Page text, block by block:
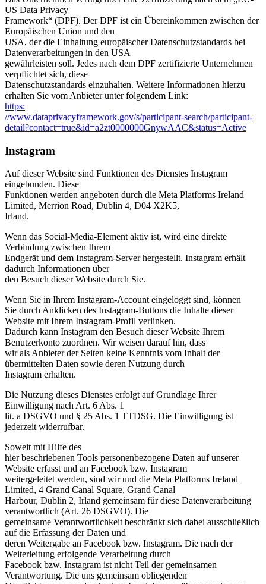
US Data Privacy
Framework“ (DPF). Der DPF ist ein Übereinkommen zwischen der
Europäischen Union und den
USA, der die Einhaltung europäischer Datenschutzstandards bei
Datenverarbeitungen in den USA
gewährleisten soll. Jedes nach dem DPF zertifizierte Unternehmen
verpflichtet sich, diese
Datenschutzstandards einzuhalten. Weitere Informationen hierzu
erhalten Sie vom Anbieter unter folgendem Link:
https:
//www.dataprivacyframework.gov/s/participant-search/participant-
detail?contact=true&id=a2zt0000000GnywAAC&status=Active
Instagram
Auf dieser Website sind Funktionen des Dienstes Instagram
eingebunden. Diese
Funktionen werden angeboten durch die Meta Platforms Ireland
Limited, Merrion Road, Dublin 4, D04 X2K5,
Irland.
Wenn das Social-Media-Element aktiv ist, wird eine direkte
Verbindung zwischen Ihrem
Endgerät und dem Instagram-Server hergestellt. Instagram erhält
dadurch Informationen über
den Besuch dieser Website durch Sie.
Wenn Sie in Ihrem Instagram-Account eingeloggt sind, können
Sie durch Anklicken des Instagram-Buttons die Inhalte dieser
Website mit Ihrem Instagram-Profil verlinken.
Dadurch kann Instagram den Besuch dieser Website Ihrem
Benutzerkonto zuordnen. Wir weisen darauf hin, dass
wir als Anbieter der Seiten keine Kenntnis vom Inhalt der
übermittelten Daten sowie deren Nutzung durch
Instagram erhalten.
Die Nutzung dieses Dienstes erfolgt auf Grundlage Ihrer
Einwilligung nach Art. 6 Abs. 1
lit. a DSGVO und § 25 Abs. 1 TTDSG. Die Einwilligung ist
jederzeit widerrufbar.
Soweit mit Hilfe des
hier beschriebenen Tools personenbezogene Daten auf unserer
Website erfasst und an Facebook bzw. Instagram
weitergeleitet werden, sind wir und die Meta Platforms Ireland
Limited, 4 Grand Canal Square, Grand Canal
Harbour, Dublin 2, Irland gemeinsam für diese Datenverarbeitung
verantwortlich (Art. 26 DSGVO). Die
gemeinsame Verantwortlichkeit beschränkt sich dabei ausschließlich
auf die Erfassung der Daten und
deren Weitergabe an Facebook bzw. Instagram. Die nach der
Weiterleitung erfolgende Verarbeitung durch
Facebook bzw. Instagram ist nicht Teil der gemeinsamen
Verantwortung. Die uns gemeinsam obliegenden